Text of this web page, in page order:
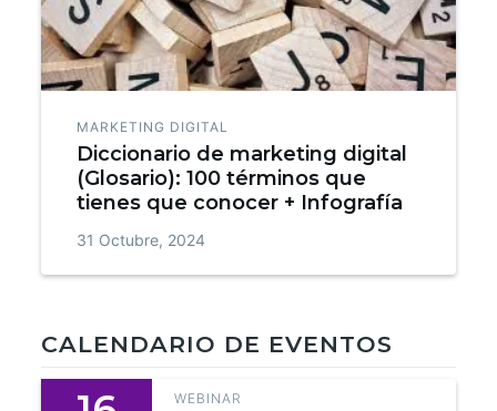
MARKETING DIGITAL
Diccionario de marketing digital
(Glosario): 100 términos que
tienes que conocer + Infografía
31 Octubre, 2024
CALENDARIO DE EVENTOS
WEBINAR